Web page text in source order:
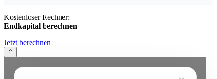
Kostenloser Rechner:
Endkapital berechnen
Jetzt berechnen
⇧